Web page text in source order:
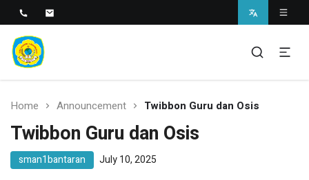
SMAN 1 Bantaran
SMAN 1 BANTARAN
Home Announcement Twibbon Guru dan Osis
Twibbon Guru dan Osis
sman1bantaran July 10, 2025